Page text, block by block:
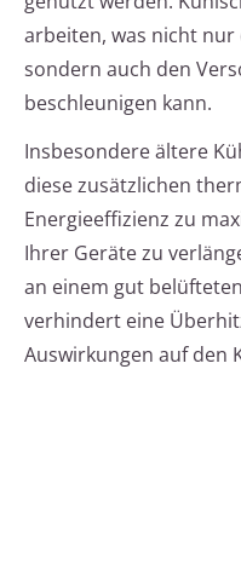
arbeiten, was nicht
sondern auch den
beschleunigen kann.
Insbesondere ältere
diese zusätzlichen
Energieeffizienz zu
Ihrer Geräte zu
an einem gut
verhindert eine
Auswirkungen auf den